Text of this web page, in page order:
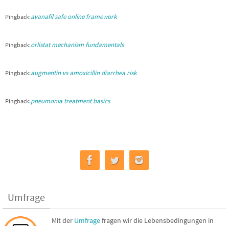
Pingback:avanafil safe online framework
Pingback:orlistat mechanism fundamentals
Pingback:augmentin vs amoxicillin diarrhea risk
Pingback:pneumonia treatment basics
Umfrage
Mit der Umfragefragen wir die Lebensbedingungen in